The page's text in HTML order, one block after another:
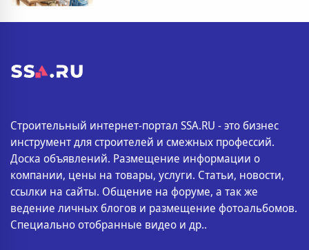
Строительный интернет-портал SSA.RU - это бизнес
инструмент для строителей и смежных профессий.
Доска объявлений. Размещение информации о
компании, цены на товары, услуги. Статьи, новости,
ссылки на сайты. Общение на форуме, а так же
ведение личных блогов и размещение фотоальбомов.
Специально отобранные видео и др..